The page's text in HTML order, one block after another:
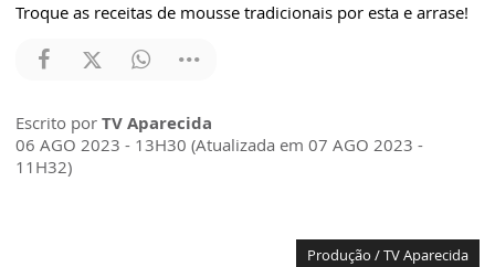
Troque as receitas de mousse tradicionais por esta e arrase!
Escrito por TV Aparecida
06 AGO 2023 - 13H30 (Atualizada em 07 AGO 2023 -
11H32)
Produção / TV Aparecida